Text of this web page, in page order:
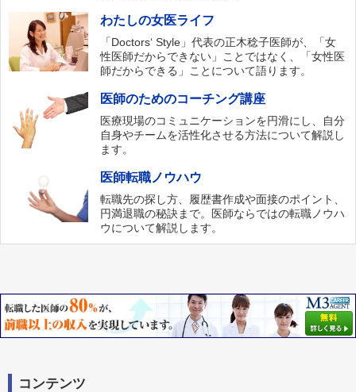
わたしの女医ライフ
「Doctors‘ Style」代表の正木稔子医師が、「女
性医師だからできない」ことではなく、「女性医
師だからできる」ことについて語ります。
医師のためのコーチング講座
医療現場のコミュニケーションを円滑にし、自分
自身やチームを活性化させる方法について解説し
ます。
医師転職ノウハウ
転職先の探し方、履歴書作成や面接のポイント、
円満退職の秘訣まで。医師ならではの転職ノウハ
ウについて解説します。
コンテンツ